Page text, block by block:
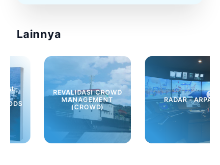
Lainnya
REVALIDASI CROWD
MANAGEMENT
(CROWD)
RADAR - ARPA